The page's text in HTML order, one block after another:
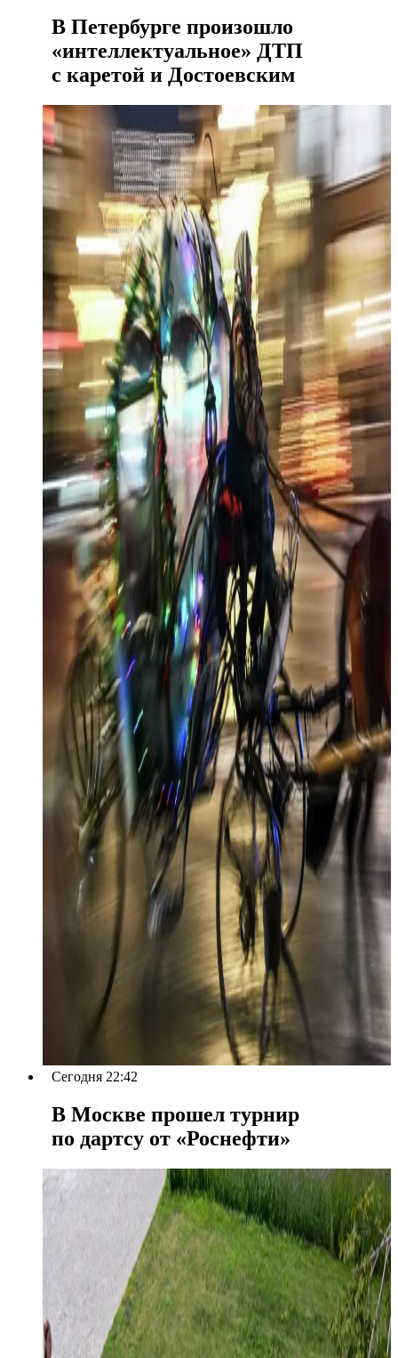
В Петербурге произошло
«интеллектуальное» ДТП
с каретой и Достоевским
Сегодня 22:42
В Москве прошел турнир
по дартсу от «Роснефти»